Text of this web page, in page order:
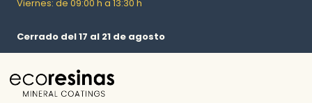
Viernes: de 09:00 h a 13:30 h
Cerrado del 17 al 21 de agosto
FÁBRICA Y ALMACÉN